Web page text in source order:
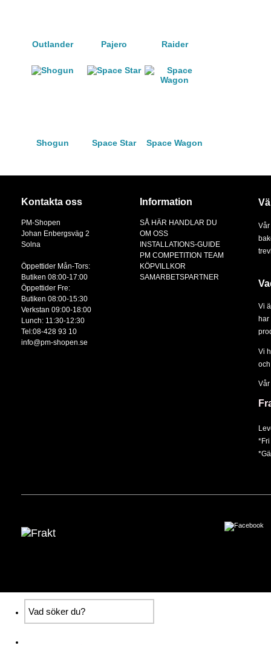
Outlander Pajero Raider
Shogun Space Star Space Wagon
Kontakta oss
PM-Shopen
Johan Enbergsväg 2
Solna
Öppettider Mån-Tors:
Butiken 08:00-17:00
Öppettider Fre:
Butiken 08:00-15:30
Verkstan 09:00-18:00
Lunch: 11:30-12:30
Tel:08-428 93 10
info@pm-shopen.se
Information
SÅ HÄR HANDLAR DU
OM OSS
INSTALLATIONS-GUIDE
PM COMPETITION TEAM
KÖPVILLKOR
SAMARBETSPARTNER
Vi
Vi
*Fri